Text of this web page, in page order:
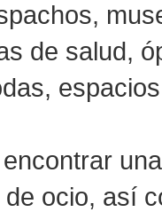
de salud,
encontrar
ocio, así